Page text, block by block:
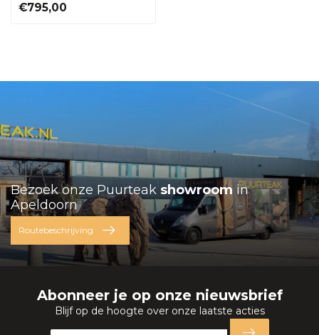
€795,00
Bezoek onze Puurteak showroom in
Apeldoorn
Routebeschrijving
Abonneer je op onze nieuwsbrief
Blijf op de hoogte over onze laatste acties